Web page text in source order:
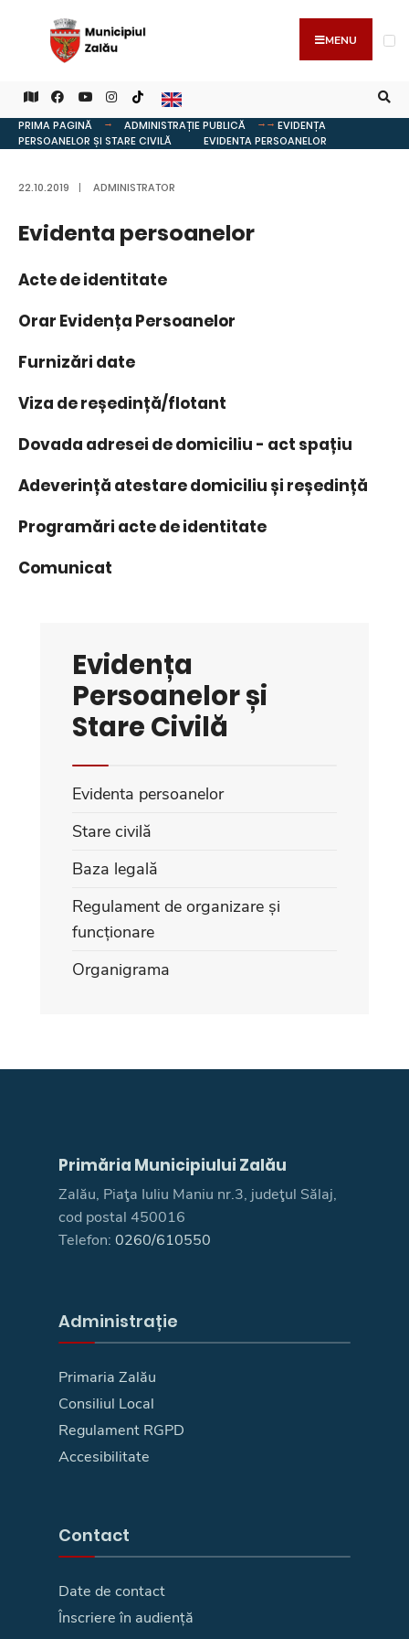
MENU
PRIMA PAGINĂ ADMINISTRAȚIE PUBLICĂ
EVIDENȚA
PERSOANELOR ȘI STARE CIVILĂ
EVIDENTA PERSOANELOR
22.10.2019 | ADMINISTRATOR
Evidenta persoanelor
Acte de identitate
Orar Evidența Persoanelor
Furnizări date
Viza de reședință/flotant
Dovada adresei de domiciliu - act spațiu
Adeverință atestare domiciliu și reședință
Programări acte de identitate
Comunicat
Evidența
Persoanelor și
Stare Civilă
Evidenta persoanelor
Stare civilă
Baza legală
Regulament de organizare și
funcționare
Organigrama
Primăria Municipiului Zalău
Zalău, Piaţa Iuliu Maniu nr.3, judeţul Sălaj,
cod postal 450016
Telefon: 0260/610550
Administrație
Primaria Zalău
Consiliul Local
Regulament RGPD
Accesibilitate
Contact
Date de contact
Înscriere în audiență